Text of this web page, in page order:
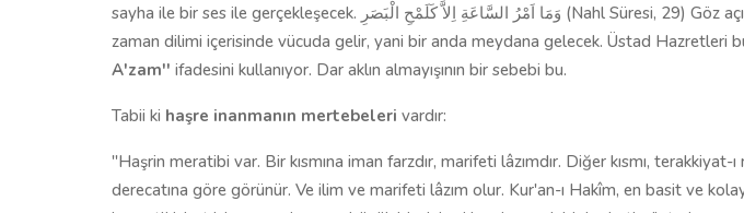
sayha ile bir ses ile gerçekleşecek. وَمَا اَمْرُ السَّاعَةِ اِلاَّ كَلَمْحِ الْبَصَرِ (Nahl Süresi, 29) Göz açıp kapayıncaya kadar bir
zaman dilimi içerisinde vücuda gelir, yani bir anda meydana gelecek. Üstad Hazretleri
A'zam'' ifadesini kullanıyor. Dar aklın almayışının bir sebebi bu.
Tabii ki haşre inanmanın mertebeleri vardır:
''Haşrin meratibi var. Bir kısmına iman farzdır, marifeti lâzımdır. Diğer kısmı, terakkiyat-
derecatına göre görünür. Ve ilim ve marifeti lâzım olur. Kur'an-ı Hakîm, en basit ve